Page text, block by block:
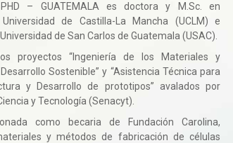
– GUATEMALA es doctora y M.Sc. en
de Castilla-La Mancha (UCLM) e
de San Carlos de Guatemala (USAC).
proyectos “Ingeniería de los Materiales y
Sostenible” y “Asistencia Técnica para
y Desarrollo de prototipos” avalados por
y Tecnología (Senacyt).
como becaria de Fundación Carolina,
y métodos de fabricación de células